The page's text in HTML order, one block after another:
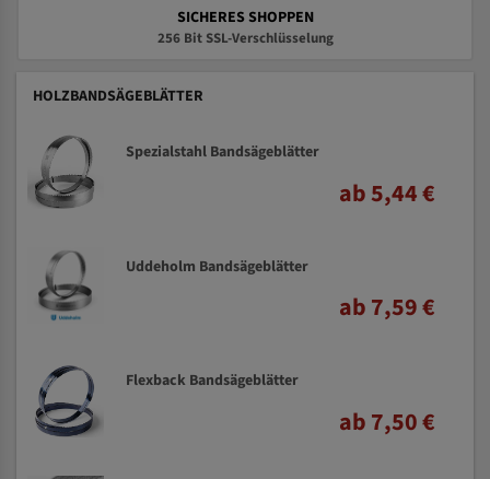
SICHERES SHOPPEN
256 Bit SSL-Verschlüsselung
HOLZBANDSÄGEBLÄTTER
Spezialstahl Bandsägeblätter
ab 5,44 €
Uddeholm Bandsägeblätter
ab 7,59 €
Flexback Bandsägeblätter
ab 7,50 €